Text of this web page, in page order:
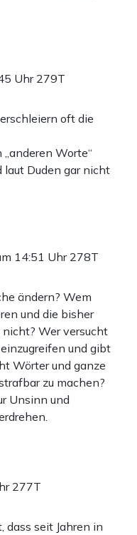
Uhr 279T
oft die
Worte“
Duden gar nicht
14:51 Uhr 278T
ändern? Wem
und die bisher
Wer versucht
und gibt
Wörter und ganze
zu machen?
Unsinn und
277T
dass seit Jahren in